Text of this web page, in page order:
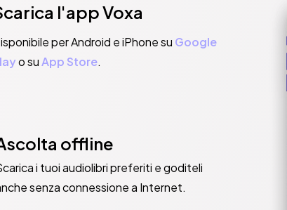
l'app Voxa
per Android e iPhone su Google
o suApp Store.
offline
i tuoi audiolibri preferiti e goditeli
senza connessione a Internet.